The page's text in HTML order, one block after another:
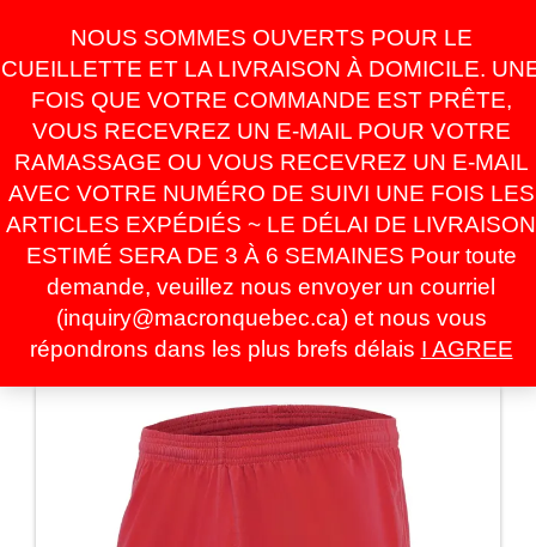
the
content
NOUS SOMMES OUVERTS POUR LE
CUEILLETTE ET LA LIVRAISON À DOMICILE.
FOIS QUE VOTRE COMMANDE EST PRÊTE,
VOUS RECEVREZ UN E-MAIL POUR VOTRE
RAMASSAGE OU VOUS RECEVREZ UN E-MAIL
AVEC VOTRE NUMÉRO DE SUIVI UNE FOIS LES
ARTICLES EXPÉDIÉS ~ LE DÉLAI DE LIVRAISON
ESTIMÉ SERA DE 3 À 6 SEMAINES Pour toute
demande, veuillez nous envoyer un courriel
(inquiry@macronquebec.ca) et nous vous
répondrons dans les plus brefs délais I AGREE
inquiry@macronquebec.ca
LOGIN /
REGISTER
0
Toggle
HOME»BOUTIQUE»FOOTBALL»SHORT» MESA
HERO RED